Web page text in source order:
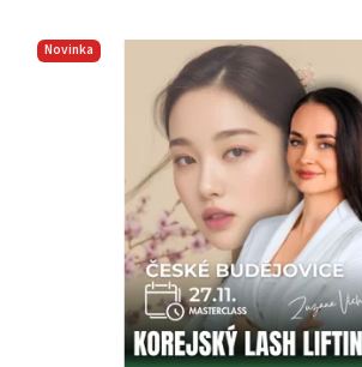
Abecedně
Novinka